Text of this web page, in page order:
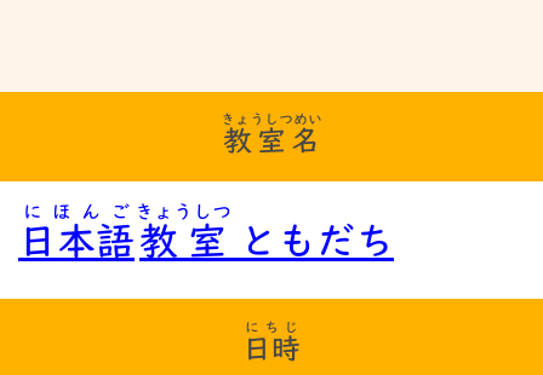
教室名
きょうしつめい
日本語
にほんご
教室
きょうしつ
ともだち
日時
にちじ